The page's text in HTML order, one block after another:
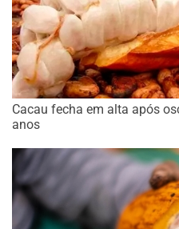
Cacau fecha em alta após
anos